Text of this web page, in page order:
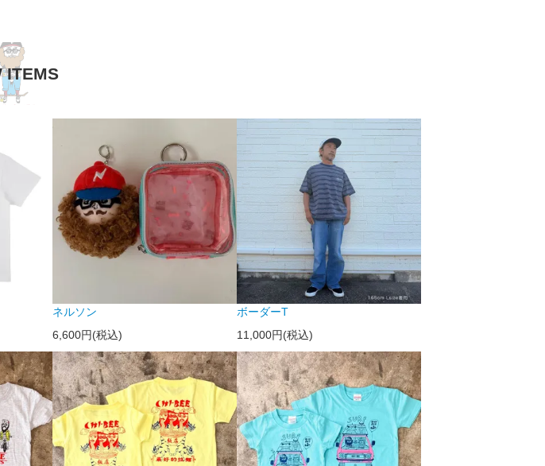
ITEMS
ネルソン
6,600円(税込)
ボーダーT
11,000円(税込)